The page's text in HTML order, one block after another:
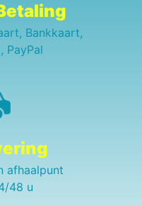
Bankkaart,
PayPal
afhaalpunt
48 u